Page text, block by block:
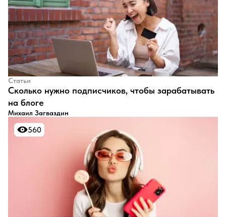
Статьи
​Сколько нужно подписчиков, чтобы зарабатывать
на блоге
Михаил Загваздин
560
560